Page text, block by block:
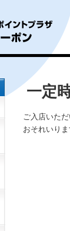
一定
ご入店いた
おそれいり